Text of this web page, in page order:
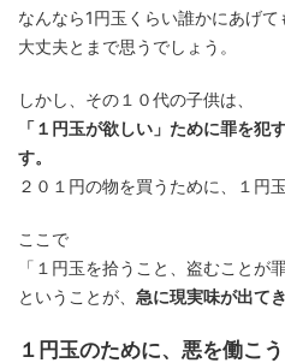
なんなら1円玉くらい誰かにあげて
大丈夫とまで思うでしょう。
しかし、その１０代の子供は、
「１円玉が欲しい」ために罪を犯
す。
２０１円の物を買うために、１円
ここで
「１円玉を拾うこと、盗むことが
ということが、 急に現実味が出てき
１円玉のために、悪を働こう